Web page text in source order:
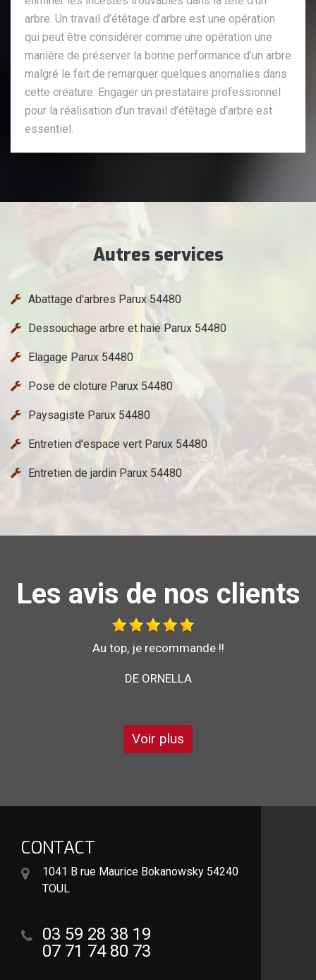
arbre. Un travail d’étêtage d’arbre est une opération
qui peut être considérer comme une opération une
manière de préserver la bonne performance d’un arbre
malgré le fait de remarquer quelques anomalies dans
cette créature. Engager un prestataire professionnel
pour la réalisation d’un travail d’étêtage d’arbre est
essentiel.
Autres services
Abattage d'arbres Parux 54480
Dessouchage arbre et haie Parux 54480
Elagage Parux 54480
Pose de cloture Parux 54480
Paysagiste Parux 54480
Entretien d'espace vert Parux 54480
Entretien de jardin Parux 54480
Les avis de nos clients
Bonjour je vous recommande l'entreprise brochard
Voir plus
CONTACT
1041 B rue Maurice Bokanowsky 54240
TOUL
03 59 28 38 19
07 71 74 80 73